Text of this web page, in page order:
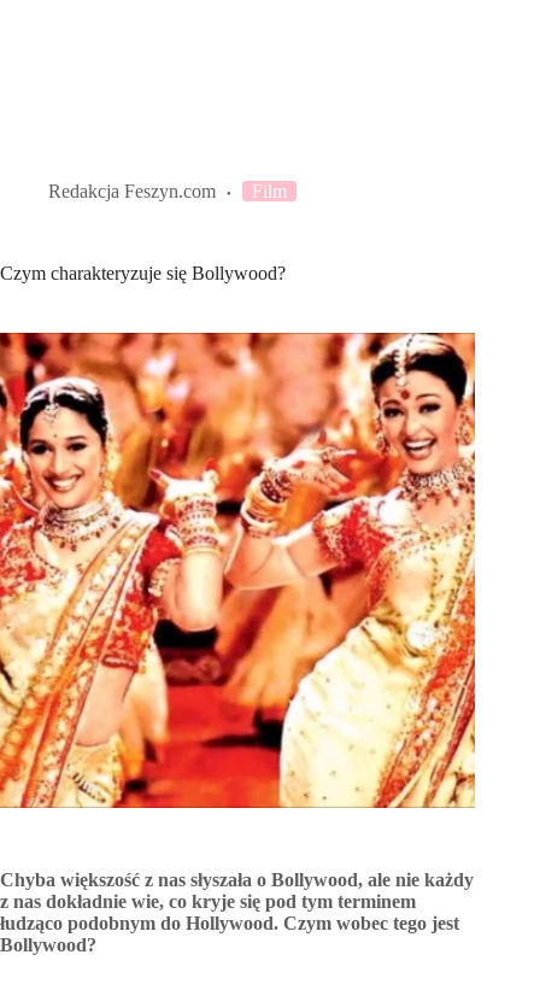
Redakcja Feszyn.com Film
Czym charakteryzuje się Bollywood?
Chyba większość z nas słyszała o Bollywood, ale nie każdy
z nas dokładnie wie, co kryje się pod tym terminem
łudząco podobnym do Hollywood. Czym wobec tego jest
Bollywood?